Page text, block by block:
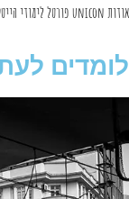
אודות unicon פורטל לימודי הייטק והניו מדיה של ישראל
לומדים